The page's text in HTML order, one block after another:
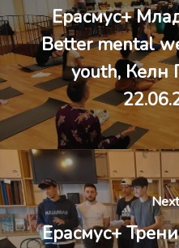
Ерасмус+
Better mental
youth, Келн
Eрасмус+